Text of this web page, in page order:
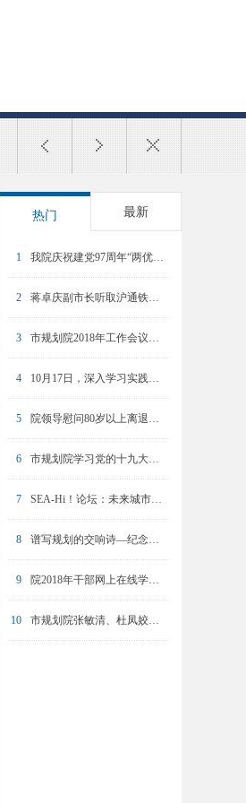
热门 最新
1 我院庆祝建党97周年“两优一先”表彰大会暨专题党课举行
2 蒋卓庆副市长听取沪通铁路和上海东站规划汇报
3 市规划院2018年工作会议暨2017年度总结表彰大会召开
4 10月17日，深入学习实践科学发展观活动动员大会召开
5 院领导慰问80岁以上离退休职工
6 市规划院学习党的十九大精神专题培训圆满完成
7 SEA-Hi！论坛：未来城市的挑战与坚守
8 谱写规划的交响诗—纪念陈友华同志
9 院2018年干部网上在线学习操作培训举办
10 市规划院张敏清、杜凤姣入选2023年东方英才计划青年项目